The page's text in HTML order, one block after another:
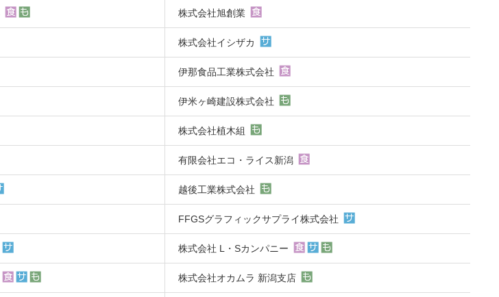
株式会社旭創業
株式会社イシザカ
伊那食品工業株式会社
伊米ヶ崎建設株式会社
株式会社植木組
有限会社エコ・ライス新潟
越後工業株式会社
FFGSグラフィックサプライ株式会社
株式会社 L・Sカンパニー
株式会社オカムラ 新潟支店